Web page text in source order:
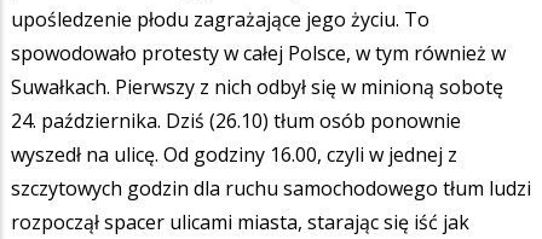
upośledzenie płodu zagrażające jego życiu. To
spowodowało protesty w całej Polsce, w tym również w
Suwałkach. Pierwszy z nich odbył się w minioną sobotę
24. października. Dziś (26.10) tłum osób ponownie
wyszedł na ulicę. Od godziny 16.00, czyli w jednej z
szczytowych godzin dla ruchu samochodowego tłum ludzi
rozpoczął spacer ulicami miasta, starając się iść jak